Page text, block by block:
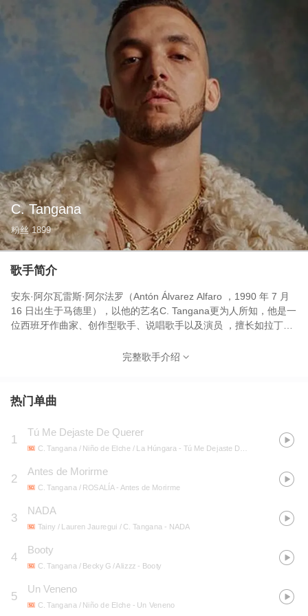
C. Tangana
粉丝 1899
歌手简介
安东·阿尔瓦雷斯·阿尔法罗（Antón Álvarez Alfaro ，1990 年 7 月
16 日出生于马德里），以他的艺名C. Tangana更为人所知，他是一
位西班牙作曲家、创作型歌手、说唱歌手以及演员 ，擅长如拉丁说
完整歌手介绍
热门单曲
1
Tú Me Dejaste De Querer
C. Tangana / Niño de Elche / La Húngara - Tú Me Dejaste De Querer
2
Antes de Morirme
C. Tangana / ROSALÍA- Antes de Morirme
3
NADA
Tainy / Lauren Jauregui / C. Tangana - NADA
4
Booty
C. Tangana / Becky G / Alizzz - Booty
5
Un Veneno
C. Tangana / Niño de Elche - Un Veneno